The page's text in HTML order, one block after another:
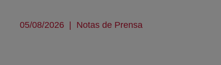
05/08/2026 | Notas de Prensa